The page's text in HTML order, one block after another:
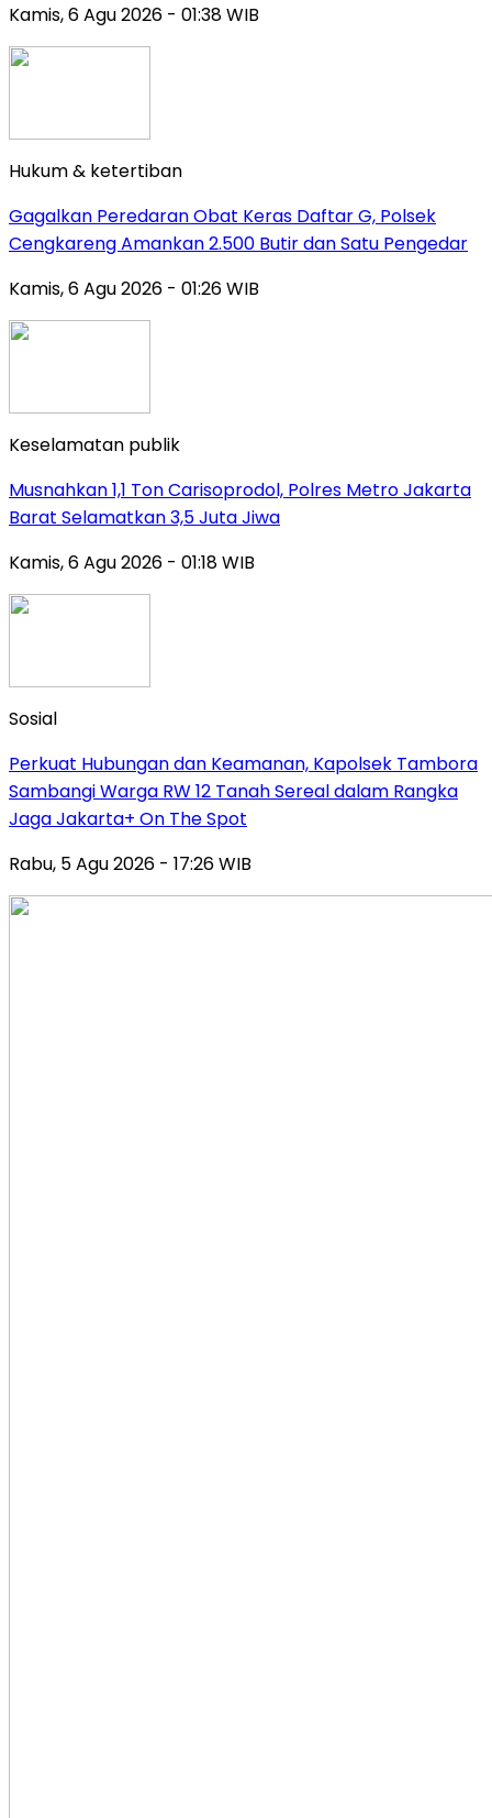
Kamis, 6 Agu 2026 - 01:38 WIB
Hukum & ketertiban
Gagalkan Peredaran Obat Keras Daftar G, Polsek
Cengkareng Amankan 2.500 Butir dan Satu Pengedar
Kamis, 6 Agu 2026 - 01:26 WIB
Keselamatan publik
Musnahkan 1,1 Ton Carisoprodol, Polres Metro Jakarta
Barat Selamatkan 3,5 Juta Jiwa
Kamis, 6 Agu 2026 - 01:18 WIB
Sosial
Perkuat Hubungan dan Keamanan, Kapolsek Tambora
Sambangi Warga RW 12 Tanah Sereal dalam Rangka
Jaga Jakarta+ On The Spot
Rabu, 5 Agu 2026 - 17:26 WIB